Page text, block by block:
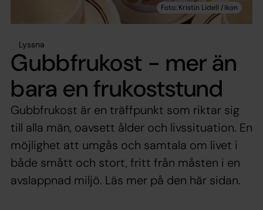
Lyssna
Gubbfrukost - mer än
bara en frukoststund
Gubbfrukost är en träffpunkt som riktar sig
till alla män, oavsett ålder och livssituation. En
möjlighet att umgås och samtala om livet i
både smått och stort, fritt från måsten i en
avslappnad miljö. Läs mer på den här sidan.